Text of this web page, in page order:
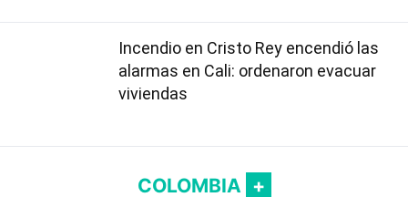
Incendio en Cristo Rey encendió las
alarmas en Cali: ordenaron evacuar
viviendas
COLOMBIA